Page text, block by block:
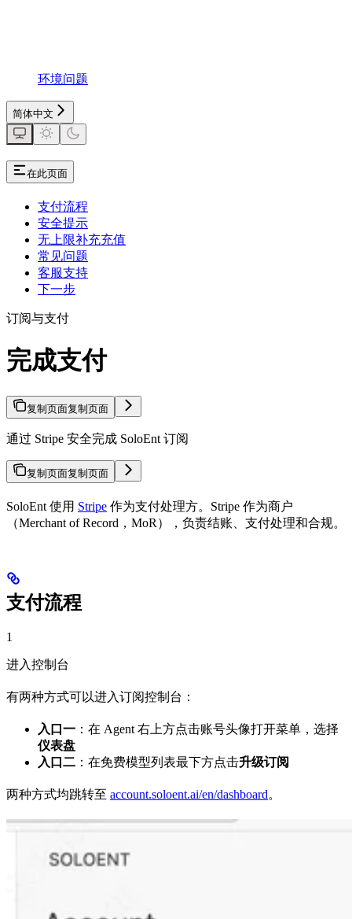
环境问题
简体中文
在此页面
支付流程
安全提示
无上限补充充值
常见问题
客服支持
下一步
订阅与支付
完成支付
复制页面复制页面
通过 Stripe 安全完成 SoloEnt 订阅
复制页面复制页面
SoloEnt 使用 Stripe 作为支付处理方。Stripe 作为商户
（Merchant of Record，MoR），负责结账、支付处理和合规。
支付流程
1
进入控制台
有两种方式可以进入订阅控制台：
入口一 ：在 Agent 右上方点击账号头像打开菜单，选择
仪表盘
入口二 ：在免费模型列表最下方点击升级订阅
两种方式均跳转至 account.soloent.ai/en/dashboard。